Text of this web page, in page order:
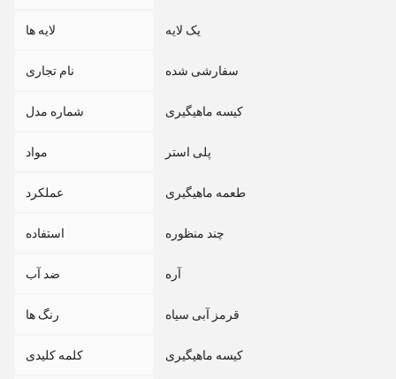
لایه ها یک لایه
نام تجاری سفارشی شده
شماره مدل کیسه ماهیگیری
مواد پلی استر
عملکرد طعمه ماهیگیری
استفاده چند منظوره
ضد آب آره
رنگ ها قرمز آبی سیاه
کلمه کلیدی کیسه ماهیگیری